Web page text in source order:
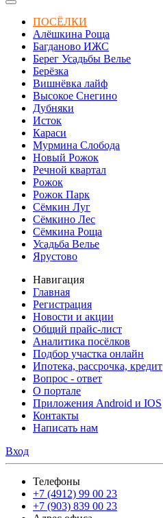
ПОСЁЛКИ
Алёшкина Роща
Багданово ИЖС
Берег Усадьбы Велье
Берёзка
Вишнёвка лайф
Высокое Снегино
Дубняки
Исток
Караси
Мурмина Слобода
Новый Рожок
Речной квартал
Рожок
Рожок Парк
Сёмкин Луг
Сёмкино Лес
Сёмкина Роща
Усадьба Велье
Ярустово
Навигация
Главная
Регистрация
Новости и акции
Общий прайс-лист
Аналитика посёлков
Подбор участка онлайн
Ипотека, рассрочка, кредит
Вопрос - ответ
О портале
Приложения Android и IOS
Контакты
Написать нам
Вход
Телефоны
+7 (4912) 99 00 23
+7 (903) 839 00 23